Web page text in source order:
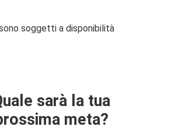
soggetti a disponibilità
sarà la tua
meta?